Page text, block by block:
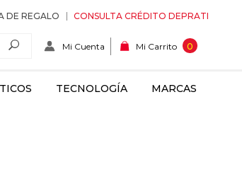
DE REGALO CONSULTA CRÉDITO DEPRATI
Mi Cuenta Mi Carrito 0
TECNOLOGÍA MARCAS